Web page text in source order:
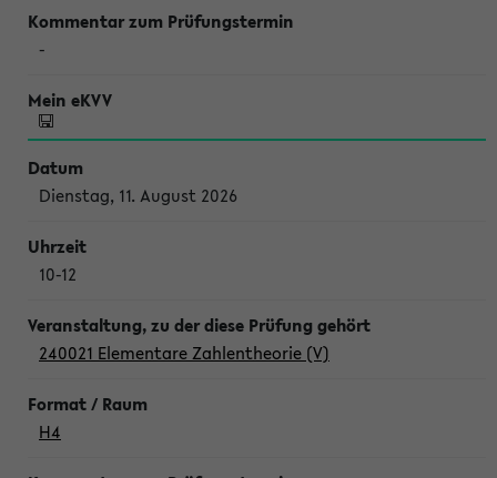
-
Dienstag, 11. August 2026
10-12
240021 Elementare Zahlentheorie (V)
H4